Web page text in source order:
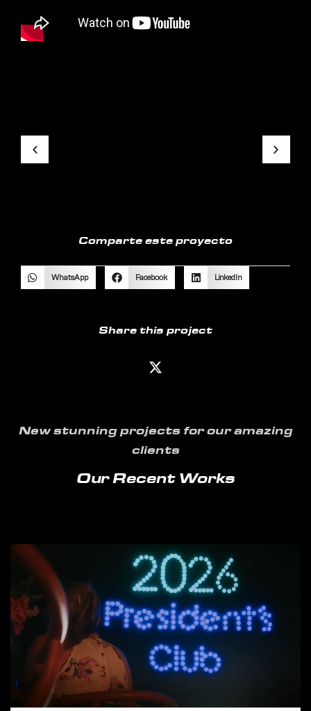
Comparte este proyecto
WhatsApp Facebook LinkedIn
Share this project
New stunning projects for our amazing
clients
Our Recent Works